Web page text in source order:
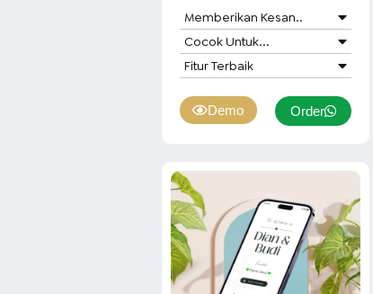
Memberikan Kesan..
Cocok Untuk...
Fitur Terbaik
Demo Order